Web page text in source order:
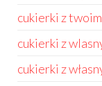
cukierki z
cukierki z
cukierki z